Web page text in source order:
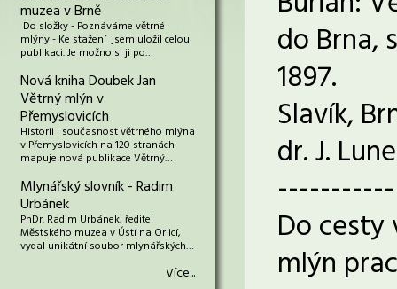
muzea v Brně
Do složky - Poznáváme větrné
mlýny - Ke stažení jsem uložil celou
publikaci. Je možno si ji po…
Nová kniha Doubek Jan
Větrný mlýn v
Přemyslovicích
Historii i současnost větrného mlýna
v Přemyslovicích na 120 stranách
mapuje nová publikace Větrný…
Mlynářský slovník - Radim
Urbánek
PhDr. Radim Urbánek, ředitel
Městského muzea v Ústí na Orlicí,
vydal unikátní soubor mlynářských…
Více...
do Brna,
1897.
Slavík,
dr. J.
-----------
Do
mlýn